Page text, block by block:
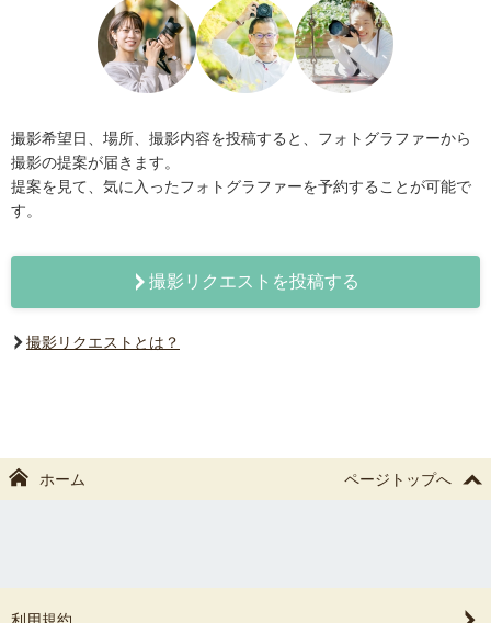
撮影希望日、場所、撮影内容を投稿すると、フォトグラファーから
撮影の提案が届きます。
提案を見て、気に入ったフォトグラファーを予約することが可能で
す。
撮影リクエストを投稿する
撮影リクエストとは？
ホーム ページトップへ